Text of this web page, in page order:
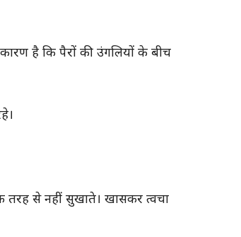
है कि पैरों की उंगलियों के बीच
तरह से नहीं सुखाते। खासकर त्वचा